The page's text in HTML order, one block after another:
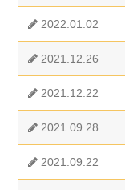
2022.01.02
2021.12.26
2021.12.22
2021.09.28
2021.09.22